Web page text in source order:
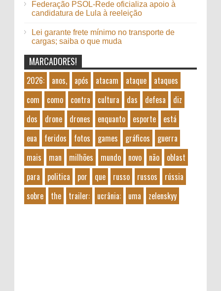
Federação PSOL-Rede oficializa apoio à
candidatura de Lula à reeleição
Lei garante frete mínimo no transporte de
cargas; saiba o que muda
MARCADORES!
2026: anos, após atacam ataque
ataques
com
como contra cultura das defesa
diz
dos
drone drones enquanto esporte
está
eua
feridos fotos games gráficos
guerra
mais
man milhões mundo novo não
oblast
para
politica por que russo russos
rússia
sobre
the trailer: ucrânia: uma zelenskyy